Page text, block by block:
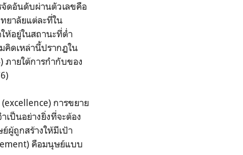
จัดอันดับผ่านตัวเลขคือ
ยาลัยแต่ละที่ใน
ห้อยู่ในสถานะที่ต่ำ
คิดเหล่านี้ปรากฏใน
ภายใต้การกำกับของ
การขยาย
เป็นอย่างยิ่งที่จะต้อง
ผู้ถูกสร้างให้มีเป้า
คือมนุษย์แบบ